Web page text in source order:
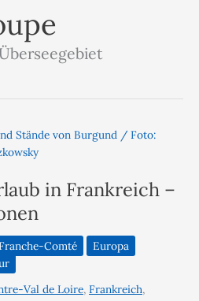
in Frankreich –
Comté
Europa
Val de Loire, Frankreich,